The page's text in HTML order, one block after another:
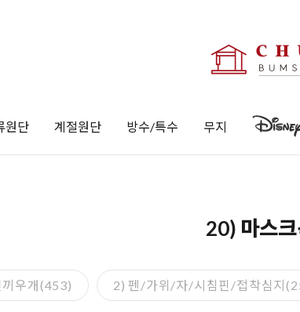
원단 계절원단 방수/특수 무지
20) 마스크
우개(453) 2) 펜/가위/자/시침핀/접착심지